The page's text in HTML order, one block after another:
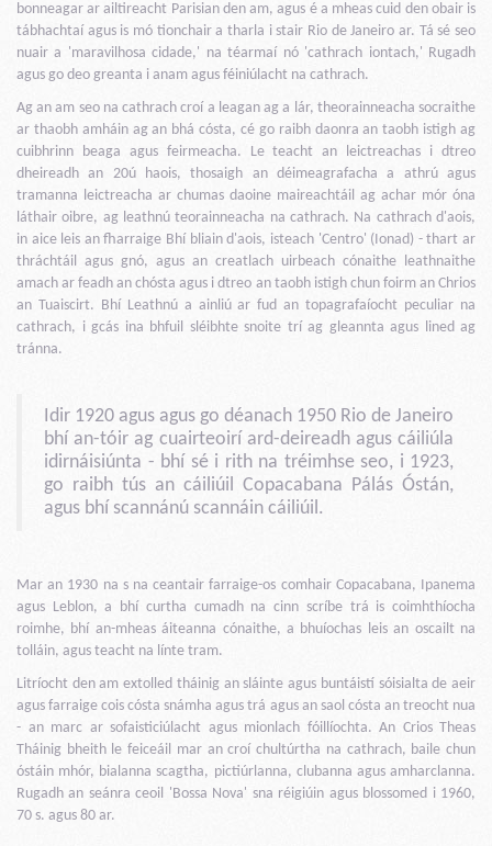
bonneagar ar ailtireacht Parisian den am, agus é a mheas cuid den obair is
tábhachtaí agus is mó tionchair a tharla i stair Rio de Janeiro ar. Tá sé seo
nuair a 'maravilhosa cidade,' na téarmaí nó 'cathrach iontach,' Rugadh
agus go deo greanta i anam agus féiniúlacht na cathrach.
Ag an am seo na cathrach croí a leagan ag a lár, theorainneacha socraithe
ar thaobh amháin ag an bhá cósta, cé go raibh daonra an taobh istigh ag
cuibhrinn beaga agus feirmeacha. Le teacht an leictreachas i dtreo
dheireadh an 20ú haois, thosaigh an déimeagrafacha a athrú agus
tramanna leictreacha ar chumas daoine maireachtáil ag achar mór óna
láthair oibre, ag leathnú teorainneacha na cathrach. Na cathrach d'aois,
in aice leis an fharraige Bhí bliain d'aois, isteach 'Centro' (Ionad) - thart ar
thráchtáil agus gnó, agus an creatlach uirbeach cónaithe leathnaithe
amach ar feadh an chósta agus i dtreo an taobh istigh chun foirm an Chrios
an Tuaiscirt. Bhí Leathnú a ainliú ar fud an topagrafaíocht peculiar na
cathrach, i gcás ina bhfuil sléibhte snoite trí ag gleannta agus lined ag
tránna.
Idir 1920 agus agus go déanach 1950 Rio de Janeiro
bhí an-tóir ag cuairteoirí ard-deireadh agus cáiliúla
idirnáisiúnta - bhí sé i rith na tréimhse seo, i 1923,
go raibh tús an cáiliúil Copacabana Pálás Óstán,
agus bhí scannánú scannáin cáiliúil.
Mar an 1930 na s na ceantair farraige-os comhair Copacabana, Ipanema
agus Leblon, a bhí curtha cumadh na cinn scríbe trá is coimhthíocha
roimhe, bhí an-mheas áiteanna cónaithe, a bhuíochas leis an oscailt na
tolláin, agus teacht na línte tram.
Litríocht den am extolled tháinig an sláinte agus buntáistí sóisialta de aeir
agus farraige cois cósta snámha agus trá agus an saol cósta an treocht nua
- an marc ar sofaisticiúlacht agus mionlach fóillíochta. An Crios Theas
Tháinig bheith le feiceáil mar an croí chultúrtha na cathrach, baile chun
óstáin mhór, bialanna scagtha, pictiúrlanna, clubanna agus amharclanna.
Rugadh an seánra ceoil 'Bossa Nova' sna réigiúin agus blossomed i 1960,
70 s. agus 80 ar.